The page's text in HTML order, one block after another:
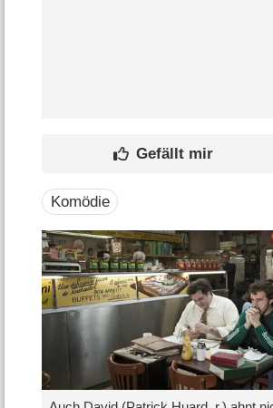
Komödie